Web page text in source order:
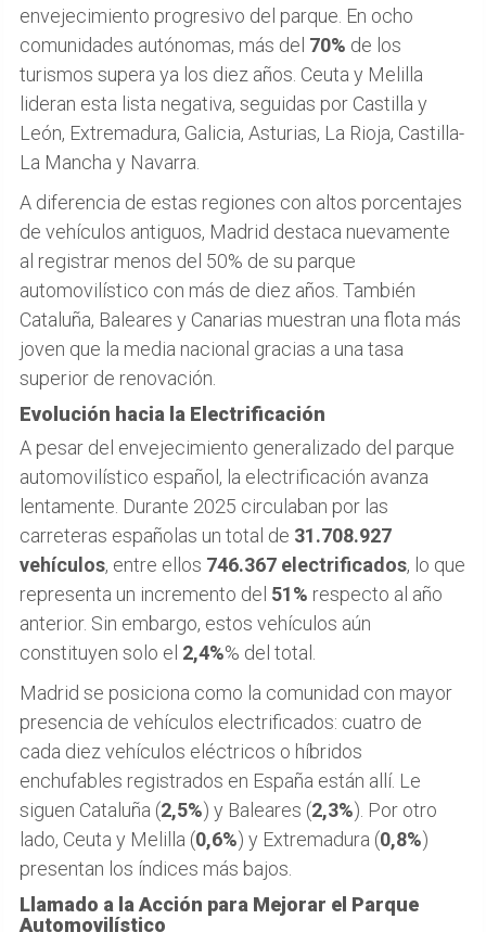
envejecimiento progresivo del parque. En ocho
comunidades autónomas, más del 70% de los
turismos supera ya los diez años. Ceuta y Melilla
lideran esta lista negativa, seguidas por Castilla y
León, Extremadura, Galicia, Asturias, La Rioja, Castilla-
La Mancha y Navarra.
A diferencia de estas regiones con altos porcentajes
de vehículos antiguos, Madrid destaca nuevamente
al registrar menos del 50% de su parque
automovilístico con más de diez años. También
Cataluña, Baleares y Canarias muestran una flota más
joven que la media nacional gracias a una tasa
superior de renovación.
Evolución hacia la Electrificación
A pesar del envejecimiento generalizado del parque
automovilístico español, la electrificación avanza
lentamente. Durante 2025 circulaban por las
carreteras españolas un total de 31.708.927
vehículos, entre ellos 746.367 electrificados, lo que
representa un incremento del 51% respecto al año
anterior. Sin embargo, estos vehículos aún
constituyen solo el 2,4%% del total.
Madrid se posiciona como la comunidad con mayor
presencia de vehículos electrificados: cuatro de
cada diez vehículos eléctricos o híbridos
enchufables registrados en España están allí. Le
siguen Cataluña (2,5%) y Baleares (2,3%). Por otro
lado, Ceuta y Melilla (0,6%) y Extremadura (0,8%)
presentan los índices más bajos.
Llamado a la Acción para Mejorar el Parque
Automovilístico